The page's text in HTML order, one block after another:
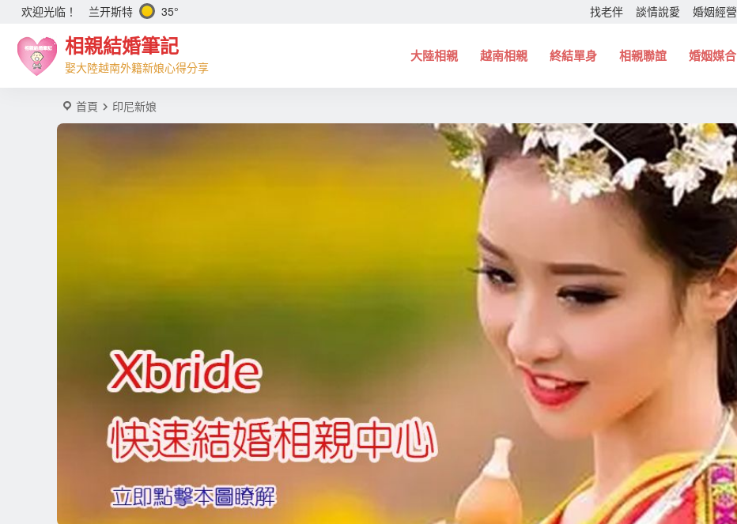
欢迎光临！ 兰开斯特 35° 找老伴 談情說愛 婚姻經營
相親結婚筆記
娶大陸越南外籍新娘心得分享
大陸相親 越南相親 終結單身 相親聯誼 婚姻媒合
首頁 印尼新娘